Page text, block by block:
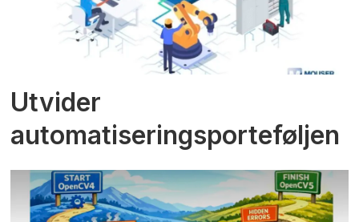
Utvider
automatiseringsporteføljen